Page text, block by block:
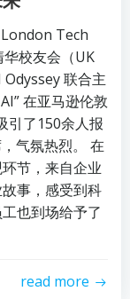
Tech
校友会（UK
联合主
在亚马逊伦敦
引了150余人报
气氛热烈。 在
节，来自企业
事，感受到科
也到场给予了
read more